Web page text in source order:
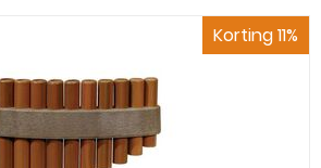
Korting 11%